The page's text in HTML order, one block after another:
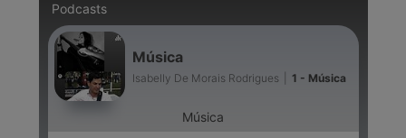
Podcasts
Música
Isabelly De Morais Rodrigues 1 - Música
Música